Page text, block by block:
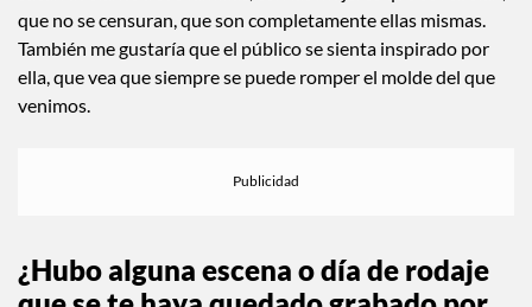
Me gustaría que el público se sintiera identificado con ella,
con la lucha de las millones de mujeres en nuestro país que
sacan adelante a sus familias, con las mujeres que se rebelan,
que no se censuran, que son completamente ellas mismas.
ella, que vea que siempre se puede romper el molde del que